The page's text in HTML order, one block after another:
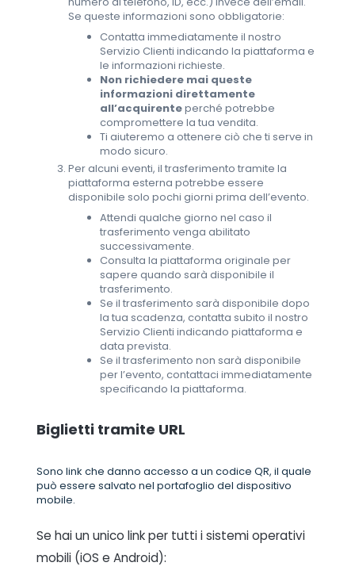
Se queste informazioni sono obbligatorie:
Contatta immediatamente il nostro
Servizio Clienti indicando la piattaforma e
le informazioni richieste.
Non richiedere mai queste
informazioni direttamente
all’acquirenteperché potrebbe
compromettere la tua vendita.
Ti aiuteremo a ottenere ciò che ti serve in
modo sicuro.
Per alcuni eventi, il trasferimento tramite la
piattaforma esterna potrebbe essere
disponibile solo pochi giorni prima dell’evento.
Attendi qualche giorno nel caso il
trasferimento venga abilitato
successivamente.
Consulta la piattaforma originale per
sapere quando sarà disponibile il
trasferimento.
Se il trasferimento sarà disponibile dopo
la tua scadenza, contatta subito il nostro
Servizio Clienti indicando piattaforma e
data prevista.
Se il trasferimento non sarà disponibile
per l’evento, contattaci immediatamente
specificando la piattaforma.
Biglietti tramite URL
Sono link che danno accesso a un codice QR, il quale
può essere salvato nel portafoglio del dispositivo
mobile.
Se hai un unico link per tutti i sistemi operativi
mobili (iOS e Android):